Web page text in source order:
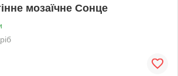
мозаїчне Сонце